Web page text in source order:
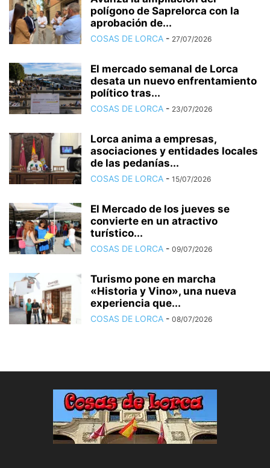
polígono de Saprelorca con la
aprobación de...
COSAS DE LORCA - 27/07/2026
El mercado semanal de Lorca
desata un nuevo enfrentamiento
político tras...
COSAS DE LORCA - 23/07/2026
Lorca anima a empresas,
asociaciones y entidades locales
de las pedanías...
COSAS DE LORCA - 15/07/2026
El Mercado de los jueves se
convierte en un atractivo
turístico...
COSAS DE LORCA - 09/07/2026
Turismo pone en marcha
«Historia y Vino», una nueva
experiencia que...
COSAS DE LORCA - 08/07/2026